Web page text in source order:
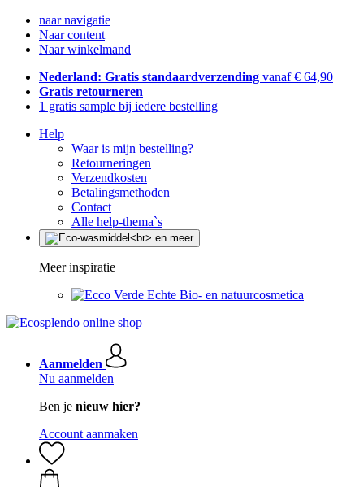
naar navigatie
Naar content
Naar winkelmand
Nederland: Gratis standaardverzending vanaf € 64,90
Gratis retourneren
1 gratis sample bij iedere bestelling
Help
Waar is mijn bestelling?
Retourneringen
Verzendkosten
Betalingsmethoden
Contact
Alle help-thema`s
Meer inspiratie
Echte Bio- en natuurcosmetica
Aanmelden
Nu aanmelden
Ben je nieuw hier?
Account aanmaken